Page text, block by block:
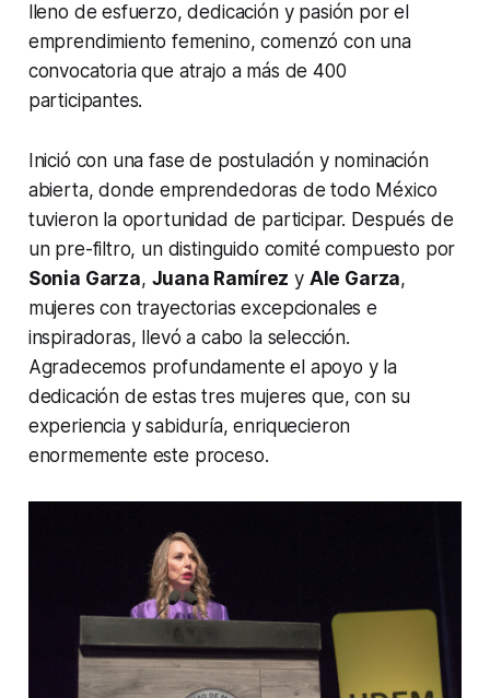
lleno de esfuerzo, dedicación y pasión por el
emprendimiento femenino, comenzó con una
convocatoria que atrajo a más de 400
participantes.
Inició con una fase de postulación y nominación
abierta, donde emprendedoras de todo México
tuvieron la oportunidad de participar. Después de
un pre-filtro, un distinguido comité compuesto por
Sonia Garza, Juana Ramírez y Ale Garza,
mujeres con trayectorias excepcionales e
inspiradoras, llevó a cabo la selección.
Agradecemos profundamente el apoyo y la
dedicación de estas tres mujeres que, con su
experiencia y sabiduría, enriquecieron
enormemente este proceso.